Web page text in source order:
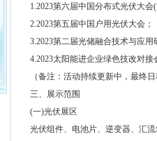
1.2023第六届中国分布式光伏大会
2.2023第五届中国户用光伏大会；
3.2023第二届光储融合技术与应用
4.2023太阳能进企业绿色技改对
（备注：活动持续更新中，最终
三、展示范围
(一)光伏展区
光伏组件、电池片、逆变器、汇